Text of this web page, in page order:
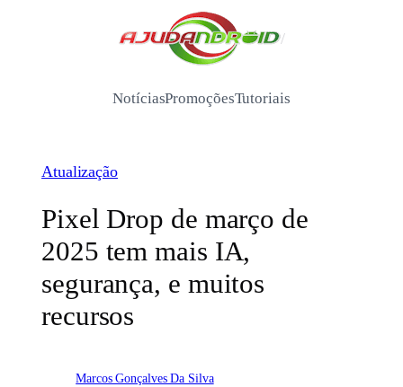
/
NotíciasPromoçõesTutoriais
Atualização
Pixel Drop de março de
2025 tem mais IA,
segurança, e muitos
recursos
Marcos Gonçalves Da Silva